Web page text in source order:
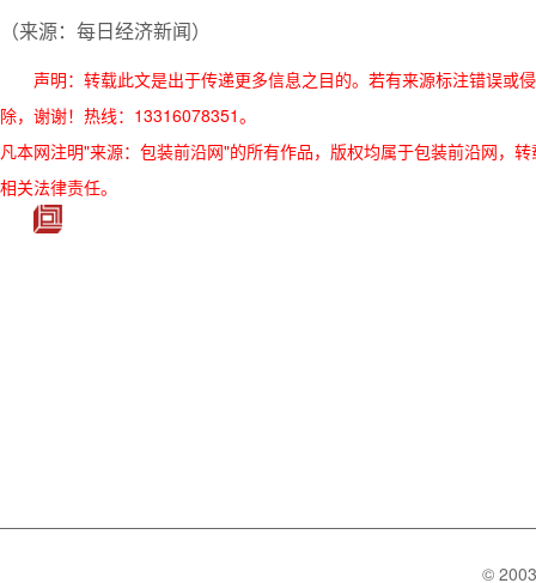
（来源：每日经济新闻）
声明：转载此文是出于传递更多信息之目的。若有来源标注错误或
除，谢谢！热线：13316078351。
凡本网注明"来源：包装前沿网"的所有作品，版权均属于包装前沿网，
相关法律责任。
©